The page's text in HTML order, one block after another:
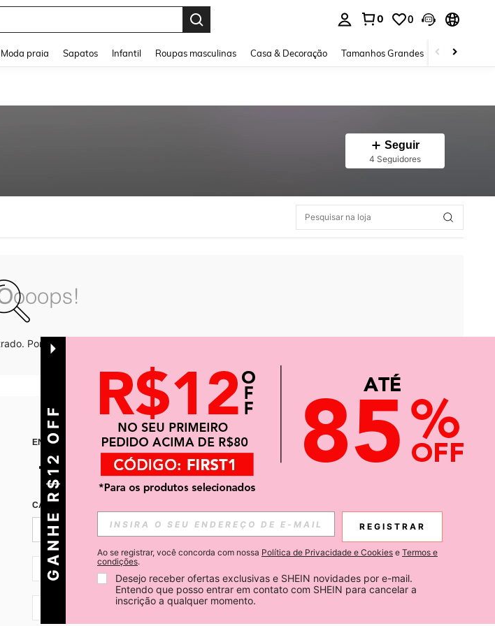
0 0
Moda praia Sapatos Infantil Roupas masculinas Casa & Decoração Tamanhos Grandes Joias e
Seguir
4 Seguidores
Por favor tente outras opções.
ENCONTRE-NOS EM APP
CADASTRE-SE PARA RECEBER NOTÍCIAS SOBRE SHEIN.
Inscreva-se
BR + 55
GANHE R$12 OFF REGISTRAR
Ao se registrar, você concorda com nossa Política de Privacidade e Cookies e Termos e
condições.
Desejo receber ofertas exclusivas e SHEIN novidades por e-mail.
Entendo que posso entrar em contato com SHEIN para cancelar a
inscrição a qualquer momento.